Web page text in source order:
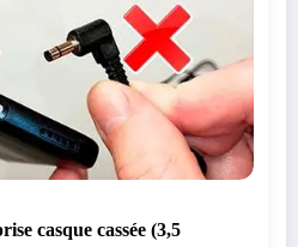
casque cassée (3,5